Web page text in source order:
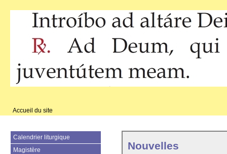
Accueil du site
Nouvelles
Calendrier liturgique
Magistère